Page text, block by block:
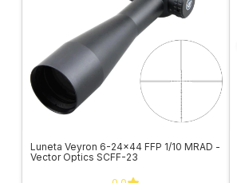
Luneta Veyron 6-24x44 FFP 1/10 MRAD -
Vector Optics SCFF-23